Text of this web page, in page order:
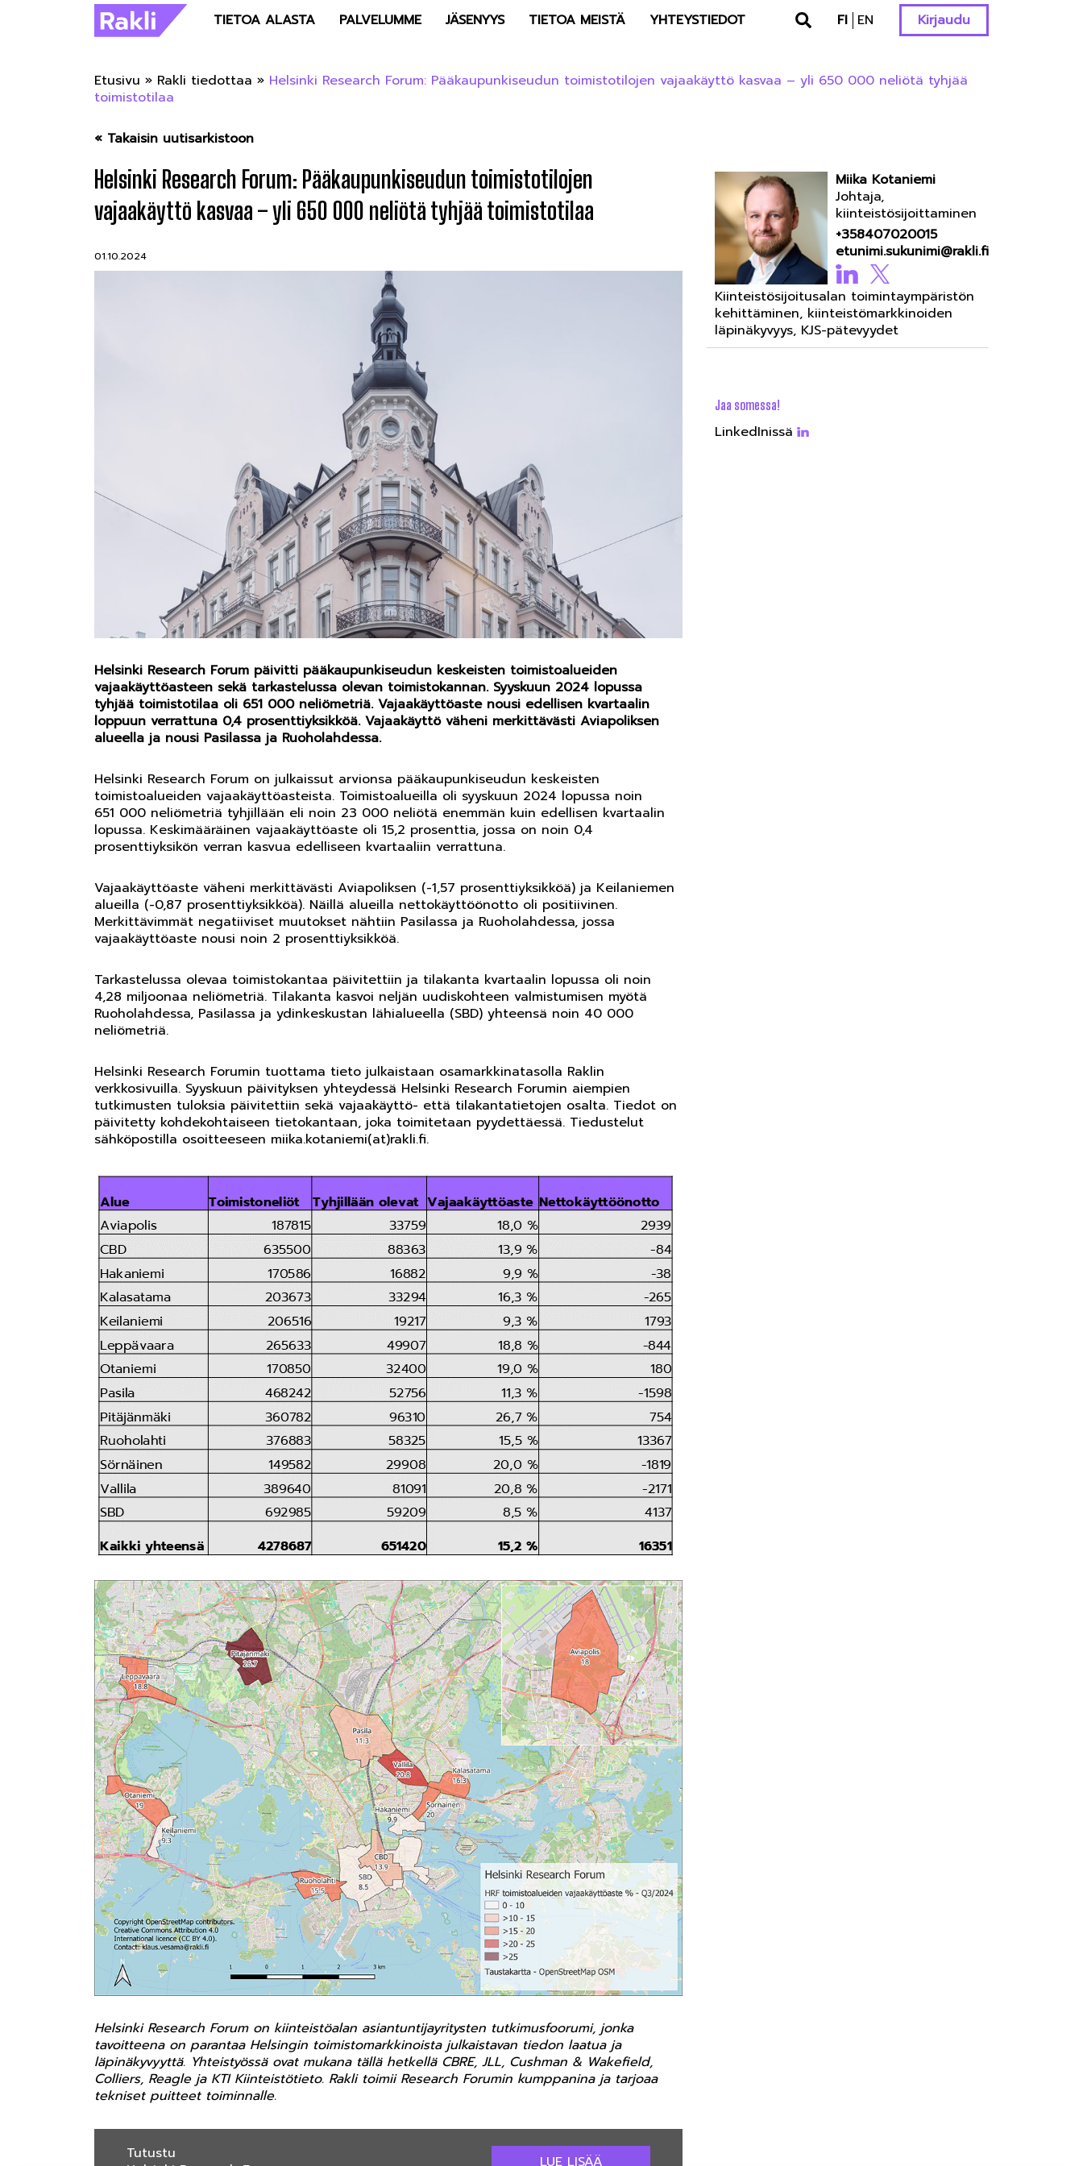
TIETOA ALASTA PALVELUMME JÄSENYYS TIETOA MEISTÄ YHTEYSTIEDOT FI EN Kirjaudu
Etusivu » Rakli tiedottaa » Helsinki Research Forum: Pääkaupunkiseudun toimistotilojen vajaakäyttö kasvaa – yli 650 000 neliötä tyhjää
toimistotilaa
« Takaisin uutisarkistoon
Helsinki Research Forum: Pääkaupunkiseudun toimistotilojen
vajaakäyttö kasvaa – yli 650 000 neliötä tyhjää toimistotilaa
01.10.2024
Helsinki Research Forum päivitti pääkaupunkiseudun keskeisten toimistoalueiden
vajaakäyttöasteen sekä tarkastelussa olevan toimistokannan. Syyskuun 2024 lopussa
tyhjää toimistotilaa oli 651 000 neliömetriä. Vajaakäyttöaste nousi edellisen kvartaalin
loppuun verrattuna 0,4 prosenttiyksikköä. Vajaakäyttö väheni merkittävästi Aviapoliksen
alueella ja nousi Pasilassa ja Ruoholahdessa.
Helsinki Research Forum on julkaissut arvionsa pääkaupunkiseudun keskeisten
toimistoalueiden vajaakäyttöasteista. Toimistoalueilla oli syyskuun 2024 lopussa noin
651 000 neliömetriä tyhjillään eli noin 23 000 neliötä enemmän kuin edellisen kvartaalin
lopussa. Keskimääräinen vajaakäyttöaste oli 15,2 prosenttia, jossa on noin 0,4
prosenttiyksikön verran kasvua edelliseen kvartaaliin verrattuna.
Vajaakäyttöaste väheni merkittävästi Aviapoliksen (-1,57 prosenttiyksikköä) ja Keilaniemen
alueilla (-0,87 prosenttiyksikköä). Näillä alueilla nettokäyttöönotto oli positiivinen.
Merkittävimmät negatiiviset muutokset nähtiin Pasilassa ja Ruoholahdessa, jossa
vajaakäyttöaste nousi noin 2 prosenttiyksikköä.
Tarkastelussa olevaa toimistokantaa päivitettiin ja tilakanta kvartaalin lopussa oli noin
4,28 miljoonaa neliömetriä. Tilakanta kasvoi neljän uudiskohteen valmistumisen myötä
Ruoholahdessa, Pasilassa ja ydinkeskustan lähialueella (SBD) yhteensä noin 40 000
neliömetriä.
Helsinki Research Forumin tuottama tieto julkaistaan osamarkkinatasolla Raklin
verkkosivuilla. Syyskuun päivityksen yhteydessä Helsinki Research Forumin aiempien
tutkimusten tuloksia päivitettiin sekä vajaakäyttö- että tilakantatietojen osalta. Tiedot on
päivitetty kohdekohtaiseen tietokantaan, joka toimitetaan pyydettäessä. Tiedustelut
sähköpostilla osoitteeseen miika.kotaniemi(at)rakli.fi.
Helsinki Research Forum on kiinteistöalan asiantuntijayritysten tutkimusfoorumi, jonka
tavoitteena on parantaa Helsingin toimistomarkkinoista julkaistavan tiedon laatua ja
läpinäkyvyyttä. Yhteistyössä ovat mukana tällä hetkellä CBRE, JLL, Cushman & Wakefield,
Colliers, Reagle ja KTI Kiinteistötieto. Rakli toimii Research Forumin kumppanina ja tarjoaa
tekniset puitteet toiminnalle.
Tutustu
LUE LISÄÄ
Miika Kotaniemi
Johtaja,
kiinteistösijoittaminen
+358407020015
etunimi.sukunimi@rakli.fi
Kiinteistösijoitusalan toimintaympäristön
kehittäminen, kiinteistömarkkinoiden
läpinäkyvyys, KJS-pätevyydet
Jaa somessa!
LinkedInissä